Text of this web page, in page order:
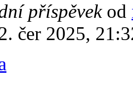
příspěvekod
čer 2025,